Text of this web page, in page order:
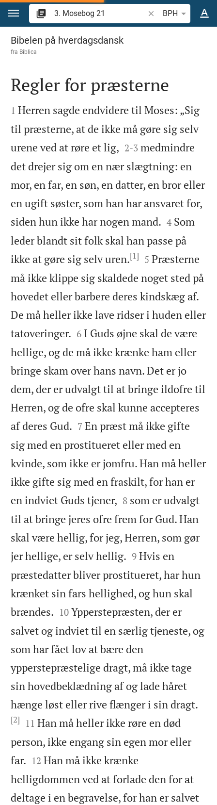
Gå til indhold
Søg efter bibelvers
BPH
3. Mosebog 21
Bibelen på hverdagsdansk
fra Biblica

Regler for præsterne

1 Herren sagde endvidere til Moses: „Sig
til præsterne, at de ikke må gøre sig selv
urene ved at røre et lig, 

2-3 medmindre
det drejer sig om en nær slægtning: en
mor, en far, en søn, en datter, en bror eller
en ugift søster, som han har ansvaret for,
siden hun ikke har nogen mand. 

4 Som
leder blandt sit folk skal han passe på
ikke at gøre sig selv uren.[1] 

5 Præsterne
må ikke klippe sig skaldede noget sted på
hovedet eller barbere deres kindskæg af.
De må heller ikke lave ridser i huden eller
tatoveringer. 

6 I Guds øjne skal de være
hellige, og de må ikke krænke ham eller
bringe skam over hans navn. Det er jo
dem, der er udvalgt til at bringe ildofre til
Herren, og de ofre skal kunne accepteres
af deres Gud. 

7 En præst må ikke gifte
sig med en prostitueret eller med en
kvinde, som ikke er jomfru. Han må heller
ikke gifte sig med en fraskilt, for han er
en indviet Guds tjener, 

8 som er udvalgt
til at bringe jeres ofre frem for Gud. Han
skal være hellig, for jeg, Herren, som gør
jer hellige, er selv hellig. 

9 Hvis en
præstedatter bliver prostitueret, har hun
krænket sin fars hellighed, og hun skal
brændes. 

10 Ypperstepræsten, der er
salvet og indviet til en særlig tjeneste, og
som har fået lov at bære den
ypperstepræstelige dragt, må ikke tage
sin hovedbeklædning af og lade håret
hænge løst eller rive flænger i sin dragt.
[2] 

11 Han må heller ikke røre en død
person, ikke engang sin egen mor eller
far. 

12 Han må ikke krænke
helligdommen ved at forlade den for at
deltage i en begravelse, for han er salvet